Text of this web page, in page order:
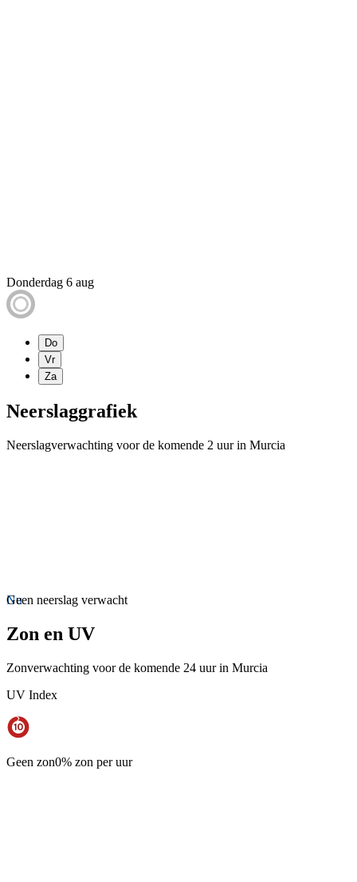
Donderdag 6 aug
Do
Vr
Za
Neerslaggrafiek
Neerslagverwachting voor de komende 2 uur in Murcia
Nu
Geen neerslag verwacht
Zon en UV
Zonverwachting voor de komende 24 uur in Murcia
UV Index
Geen zon0% zon per uur